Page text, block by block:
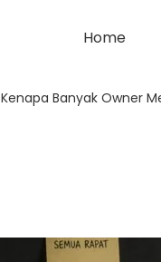
Home
Kenapa Banyak Owner